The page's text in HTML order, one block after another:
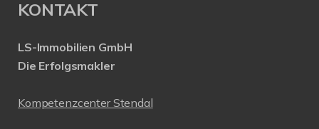
KONTAKT
LS-Immobilien GmbH
Die Erfolgsmakler
Kompetenzcenter Stendal